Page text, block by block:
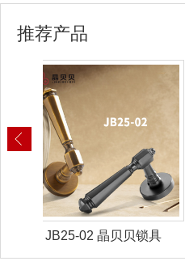
推荐产品
JB25-01 晶贝贝锁具